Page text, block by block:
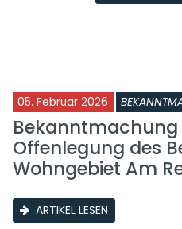
05. Februar 2026
Bekanntmachung
Offenlegung des
Wohngebiet Am
ARTIKEL LESEN